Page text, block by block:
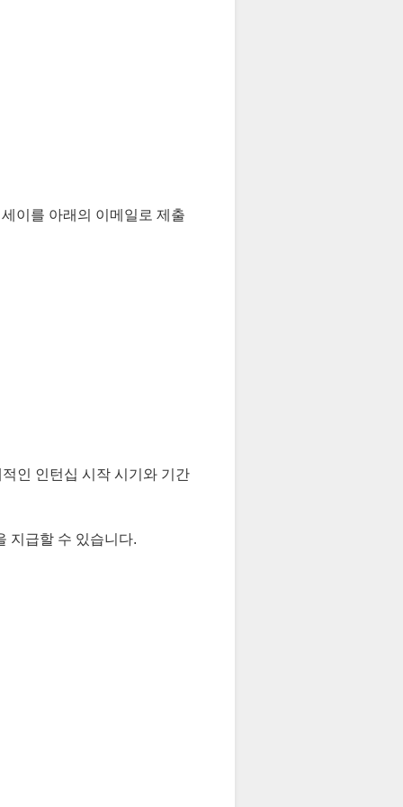
이를 아래의 이메일로 제출
인 인턴십 시작 시기와 기간
지급할 수 있습니다.